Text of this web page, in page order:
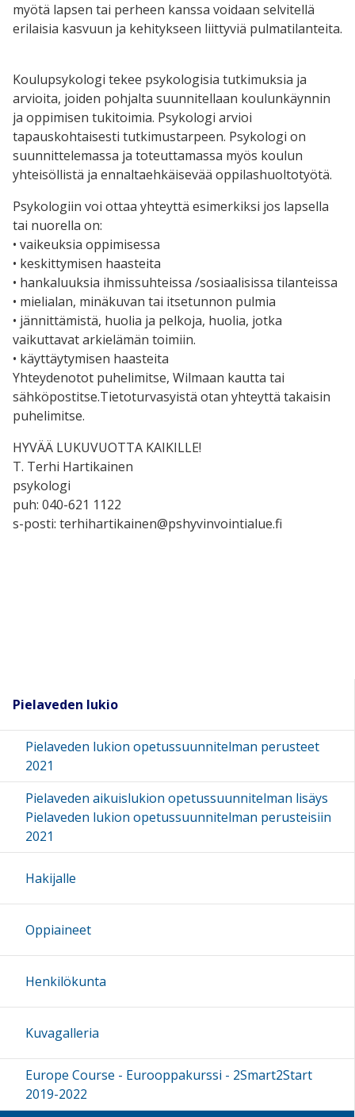
myötä lapsen tai perheen kanssa voidaan selvitellä
erilaisia kasvuun ja kehitykseen liittyviä pulmatilanteita.
Koulupsykologi tekee psykologisia tutkimuksia ja
arvioita, joiden pohjalta suunnitellaan koulunkäynnin
ja oppimisen tukitoimia. Psykologi arvioi
tapauskohtaisesti tutkimustarpeen. Psykologi on
suunnittelemassa ja toteuttamassa myös koulun
yhteisöllistä ja ennaltaehkäisevää oppilashuoltotyötä.
Psykologiin voi ottaa yhteyttä esimerkiksi jos lapsella
tai nuorella on:
• vaikeuksia oppimisessa
• keskittymisen haasteita
• hankaluuksia ihmissuhteissa /sosiaalisissa tilanteissa
• mielialan, minäkuvan tai itsetunnon pulmia
• jännittämistä, huolia ja pelkoja, huolia, jotka
vaikuttavat arkielämän toimiin.
• käyttäytymisen haasteita
Yhteydenotot puhelimitse, Wilmaan kautta tai
sähköpostitse.Tietoturvasyistä otan yhteyttä takaisin
puhelimitse.
HYVÄÄ LUKUVUOTTA KAIKILLE!
T. Terhi Hartikainen
psykologi
puh: 040-621 1122
s-posti: terhihartikainen@pshyvinvointialue.fi
Pielaveden lukio
Pielaveden lukion opetussuunnitelman perusteet
2021
Pielaveden aikuislukion opetussuunnitelman lisäys
Pielaveden lukion opetussuunnitelman perusteisiin
2021
Hakijalle
Oppiaineet
Henkilökunta
Kuvagalleria
Europe Course - Eurooppakurssi - 2Smart2Start
2019-2022